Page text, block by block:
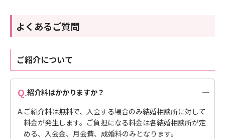
よくあるご質問
ご紹介について
Q.紹介料はかかりますか？
A.ご紹介料は無料で、入会する場合のみ結婚相談所に対して
料金が発生します。ご負担になる料金は各結婚相談所が定
める、入会金、月会費、成婚料のみとなります。